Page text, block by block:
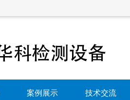
案例展示 技术交流